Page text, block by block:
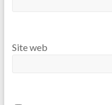
Site web